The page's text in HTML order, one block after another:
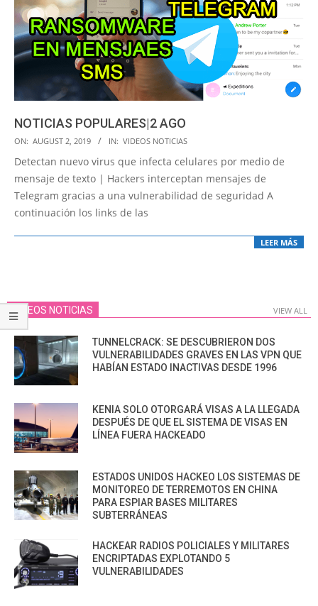
NOTICIAS POPULARES|2 AGO
2019-
08-
02
ON: AUGUST 2, 2019 IN: VIDEOS NOTICIAS
Detectan nuevo virus que infecta celulares por medio de
mensaje de texto | Hackers interceptan mensajes de
Telegram gracias a una vulnerabilidad de seguridad A
continuación los links de las
LEER MÁS
VIDEOS NOTICIAS VIEW ALL
TUNNELCRACK: SE DESCUBRIERON DOS
VULNERABILIDADES GRAVES EN LAS VPN QUE
HABÍAN ESTADO INACTIVAS DESDE 1996
KENIA SOLO OTORGARÁ VISAS A LA LLEGADA
DESPUÉS DE QUE EL SISTEMA DE VISAS EN
LÍNEA FUERA HACKEADO
ESTADOS UNIDOS HACKEO LOS SISTEMAS DE
MONITOREO DE TERREMOTOS EN CHINA
PARA ESPIAR BASES MILITARES
SUBTERRÁNEAS
HACKEAR RADIOS POLICIALES Y MILITARES
ENCRIPTADAS EXPLOTANDO 5
VULNERABILIDADES